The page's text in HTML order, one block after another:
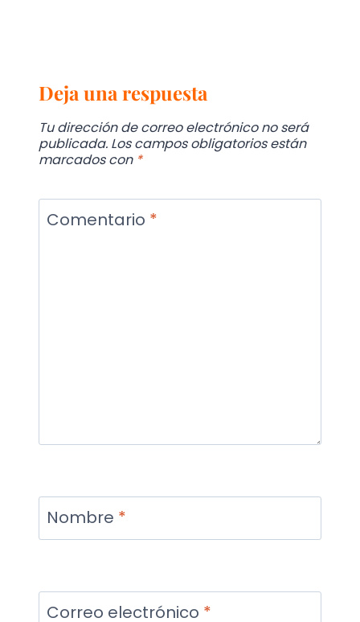
Deja una respuesta
Tu dirección de correo electrónico no será
publicada. Los campos obligatorios están
marcados con *
Comentario *
Nombre *
Correo electrónico *